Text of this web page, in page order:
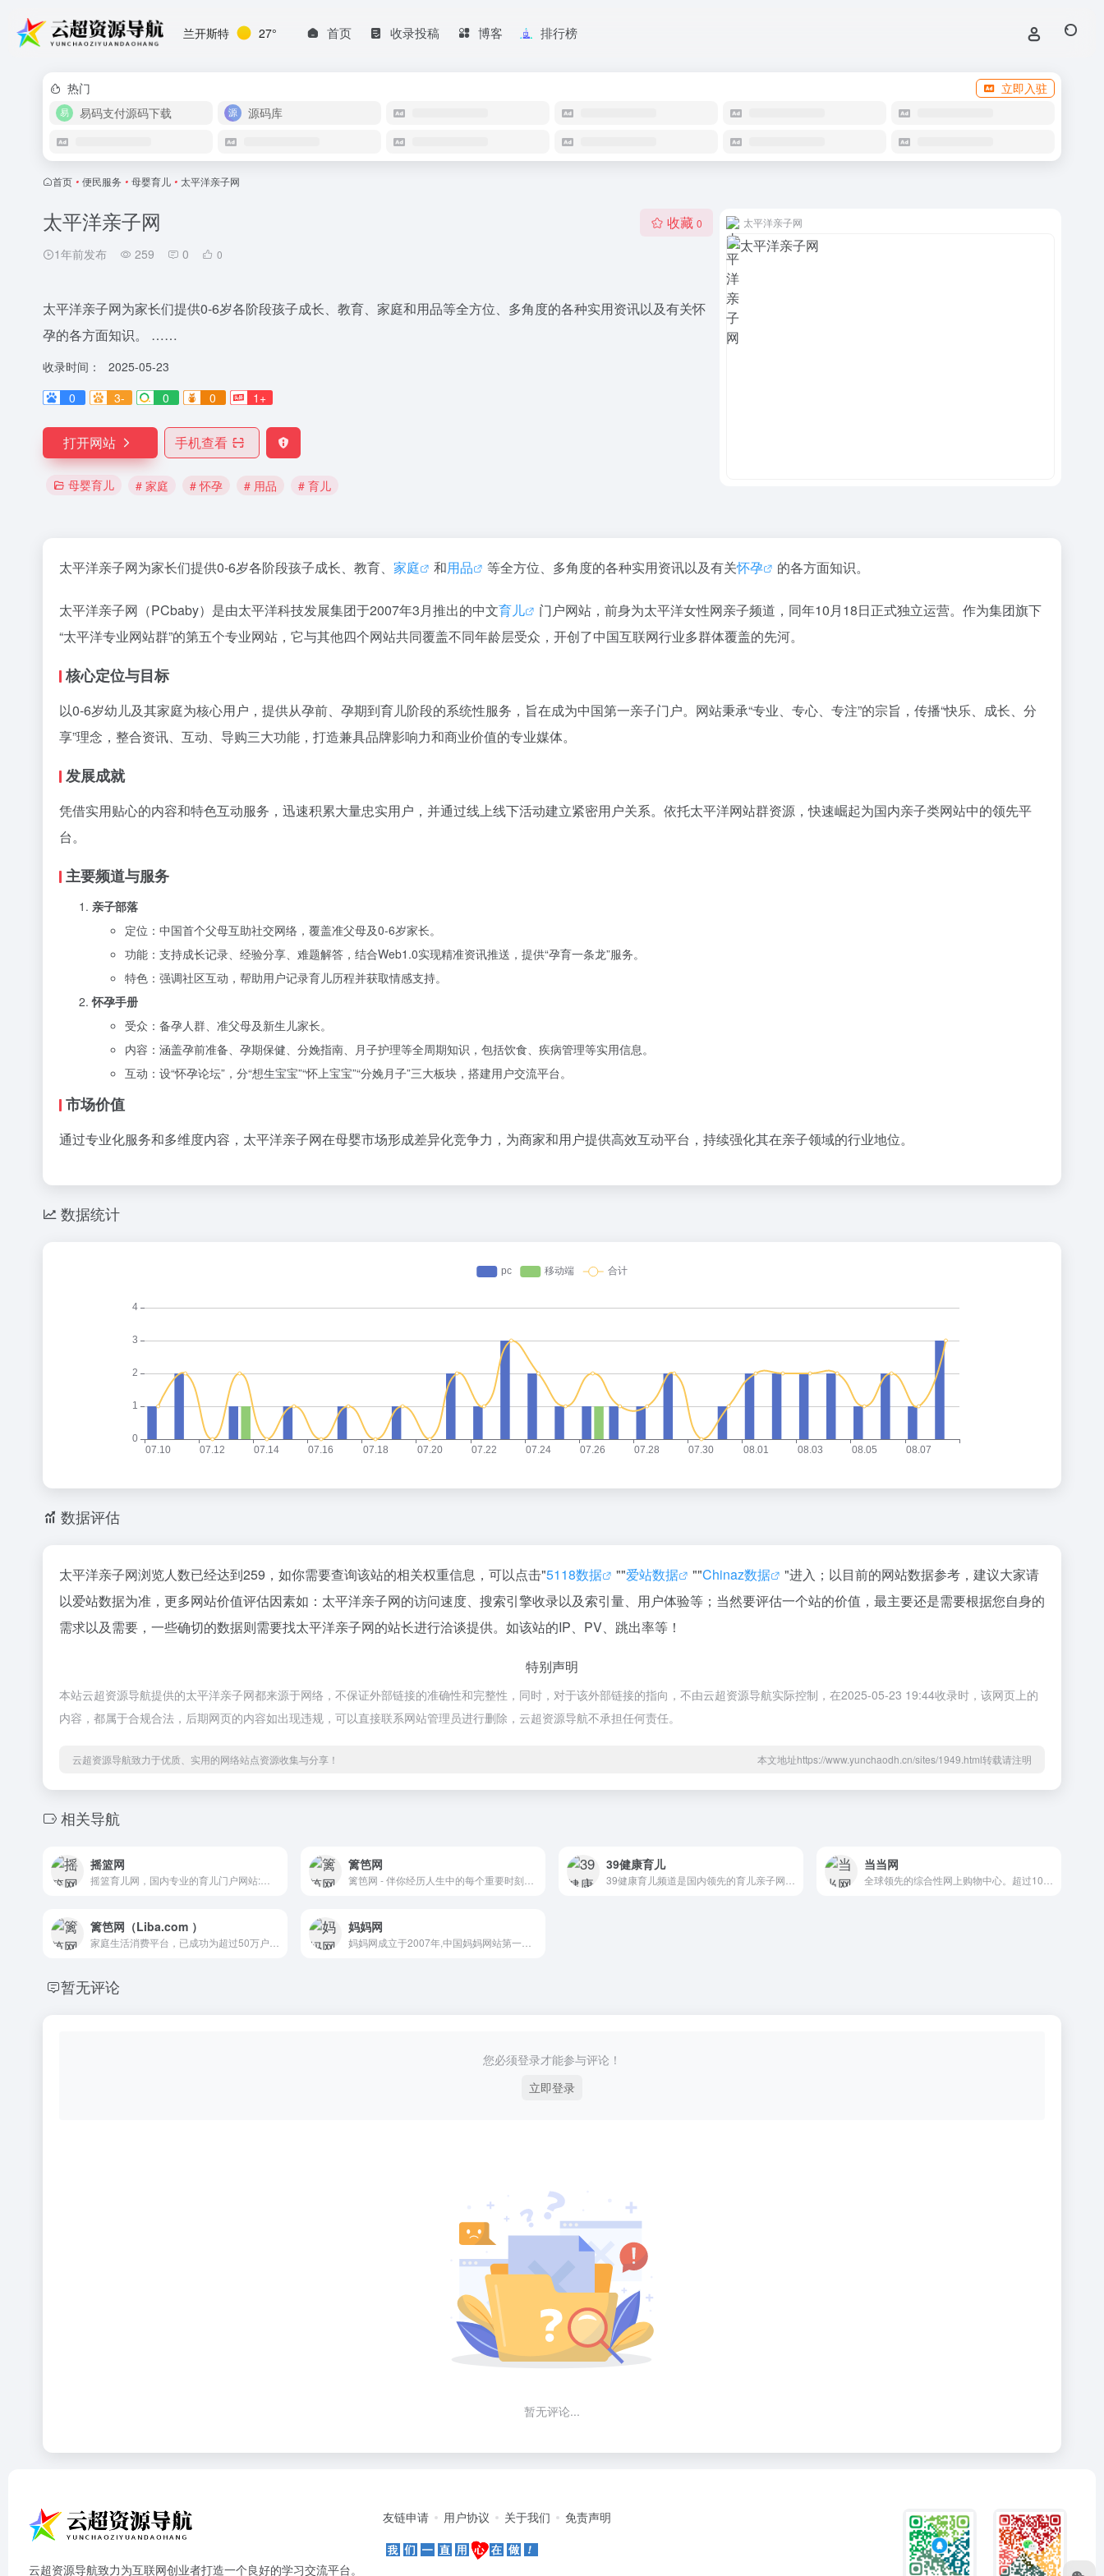
兰开斯特 27° 首页 收录投稿 博客 排行榜
热门
立即入驻
易码支付源码下载
源码库
首页 • 便民服务 • 母婴育儿 • 太平洋亲子网
太平洋亲子网
1年前发布 259 0 0
收藏 0
太平洋亲子网为家长们提供0-6岁各阶段孩子成长、教育、家庭和用品等全方位、多角度的各种实用资讯以及有关怀
孕的各方面知识。 ……
收录时间：
2025-05-23
0
3- 0 0 1+
打开网站 手机查看
母婴育儿 # 家庭 # 怀孕 # 用品 # 育儿
太平洋亲子网
太平洋亲子网为家长们提供0-6岁各阶段孩子成长、教育、 家庭 和用品 等全方位、多角度的各种实用资讯以及有关怀孕 的各方面知识。
太平洋亲子网（PCbaby）是由太平洋科技发展集团于2007年3月推出的中文育儿
门户网站，前身为太平洋女性网亲子频道，同年10月18日正式独立运营。作为集团旗下
“太平洋专业网站群”的第五个专业网站，它与其他四个网站共同覆盖不同年龄层受众，开创了中国互联网行业多群体覆盖的先河。
核心定位与目标​
以0-6岁幼儿及其家庭为核心用户，提供从孕前、孕期到育儿阶段的系统性服务，旨在成为中国第一亲子门户。网站秉承“专业、专心、专注”的宗旨，传播“快乐、成长、分
享”理念，整合资讯、互动、导购三大功能，打造兼具品牌影响力和商业价值的专业媒体。
​发展成就​
凭借实用贴心的内容和特色互动服务，迅速积累大量忠实用户，并通过线上线下活动建立紧密用户关系。依托太平洋网站群资源，快速崛起为国内亲子类网站中的领先平
台。
​主要频道与服务​
​亲子部落​
定位：中国首个父母互助社交网络，覆盖准父母及0-6岁家长。
功能：支持成长记录、经验分享、难题解答，结合Web1.0实现精准资讯推送，提供“孕育一条龙”服务。
特色：强调社区互动，帮助用户记录育儿历程并获取情感支持。
​怀孕手册​
受众：备孕人群、准父母及新生儿家长。
内容：涵盖孕前准备、孕期保健、分娩指南、月子护理等全周期知识，包括饮食、疾病管理等实用信息。
互动：设“怀孕论坛”，分“想生宝宝”“怀上宝宝”“分娩月子”三大板块，搭建用户交流平台。
​市场价值​
​通过专业化服务和多维度内容，太平洋亲子网在母婴市场形成差异化竞争力，为商家和用户提供高效互动平台，持续强化其在亲子领域的行业地位。
数据统计
数据评估
太平洋亲子网浏览人数已经达到259，如你需要查询该站的相关权重信息，可以点击"5118数据 ""爱站数据 ""Chinaz数据
"进入；以目前的网站数据参考，建议大家请
以爱站数据为准，更多网站价值评估因素如：太平洋亲子网的访问速度、搜索引擎收录以及索引量、用户体验等；当然要评估一个站的价值，最主要还是需要根据您自身的
需求以及需要，一些确切的数据则需要找太平洋亲子网的站长进行洽谈提供。如该站的IP、PV、跳出率等！
特别声明
本站云超资源导航提供的太平洋亲子网都来源于网络，不保证外部链接的准确性和完整性，同时，对于该外部链接的指向，不由云超资源导航实际控制，在2025-05-23 19:44收录时，该网页上的
内容，都属于合规合法，后期网页的内容如出现违规，可以直接联系网站管理员进行删除，云超资源导航不承担任何责任。
云超资源导航致力于优质、实用的网络站点资源收集与分享！ 本文地址https://www.yunchaodh.cn/sites/1949.html转载请注明
相关导航
摇篮网 篱笆网 39健康育儿 当当网
篱笆网（Liba.com ） 妈妈网
暂无评论
您必须登录才能参与评论！
立即登录
暂无评论...
云超资源导航致力为互联网创业者打造一个良好的学习交流平台。
友链申请 用户协议 关于我们 免责声明